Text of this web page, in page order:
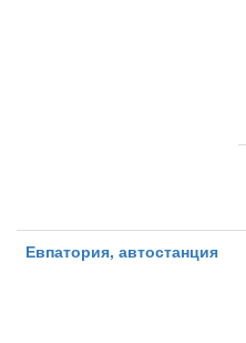
Евпатория, автостанция